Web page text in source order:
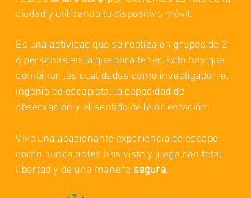
ciudad y utilizando tu dispositivo móvil.
Es una actividad que se realiza en grupos de 2-
6 personas en la que para tener éxito hay que
combinar las cualidades como investigador, el
ingenio de escapista, la capacidad de
observación y el sentido de la orientación.
Vive una apasionante experiencia de escape
como nunca antes has visto y juega con total
libertad y de una manera segura.